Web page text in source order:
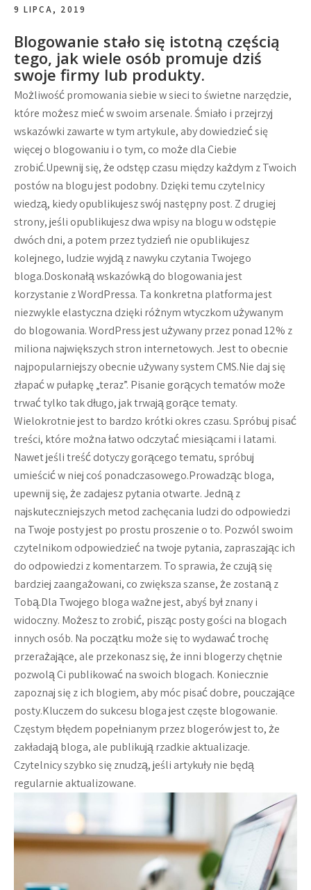
9 LIPCA, 2019
Blogowanie stało się istotną częścią
tego, jak wiele osób promuje dziś
swoje firmy lub produkty.
Możliwość promowania siebie w sieci to świetne narzędzie,
które możesz mieć w swoim arsenale. Śmiało i przejrzyj
wskazówki zawarte w tym artykule, aby dowiedzieć się
więcej o blogowaniu i o tym, co może dla Ciebie
zrobić.Upewnij się, że odstęp czasu między każdym z Twoich
postów na blogu jest podobny. Dzięki temu czytelnicy
wiedzą, kiedy opublikujesz swój następny post. Z drugiej
strony, jeśli opublikujesz dwa wpisy na blogu w odstępie
dwóch dni, a potem przez tydzień nie opublikujesz
kolejnego, ludzie wyjdą z nawyku czytania Twojego
bloga.Doskonałą wskazówką do blogowania jest
korzystanie z WordPressa. Ta konkretna platforma jest
niezwykle elastyczna dzięki różnym wtyczkom używanym
do blogowania. WordPress jest używany przez ponad 12% z
miliona największych stron internetowych. Jest to obecnie
najpopularniejszy obecnie używany system CMS.Nie daj się
złapać w pułapkę „teraz”. Pisanie gorących tematów może
trwać tylko tak długo, jak trwają gorące tematy.
Wielokrotnie jest to bardzo krótki okres czasu. Spróbuj pisać
treści, które można łatwo odczytać miesiącami i latami.
Nawet jeśli treść dotyczy gorącego tematu, spróbuj
umieścić w niej coś ponadczasowego.Prowadząc bloga,
upewnij się, że zadajesz pytania otwarte. Jedną z
najskuteczniejszych metod zachęcania ludzi do odpowiedzi
na Twoje posty jest po prostu proszenie o to. Pozwól swoim
czytelnikom odpowiedzieć na twoje pytania, zapraszając ich
do odpowiedzi z komentarzem. To sprawia, że ​​czują się
bardziej zaangażowani, co zwiększa szanse, że zostaną z
Tobą.Dla Twojego bloga ważne jest, abyś był znany i
widoczny. Możesz to zrobić, pisząc posty gości na blogach
innych osób. Na początku może się to wydawać trochę
przerażające, ale przekonasz się, że inni blogerzy chętnie
pozwolą Ci publikować na swoich blogach. Koniecznie
zapoznaj się z ich blogiem, aby móc pisać dobre, pouczające
posty.Kluczem do sukcesu bloga jest częste blogowanie.
Częstym błędem popełnianym przez blogerów jest to, że
zakładają bloga, ale publikują rzadkie aktualizacje.
Czytelnicy szybko się znudzą, jeśli artykuły nie będą
regularnie aktualizowane.